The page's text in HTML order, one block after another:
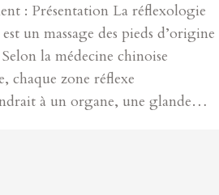
: Présentation La réflexologie
un massage des pieds d’origine
la médecine chinoise
chaque zone réflexe
à un organe, une glande…